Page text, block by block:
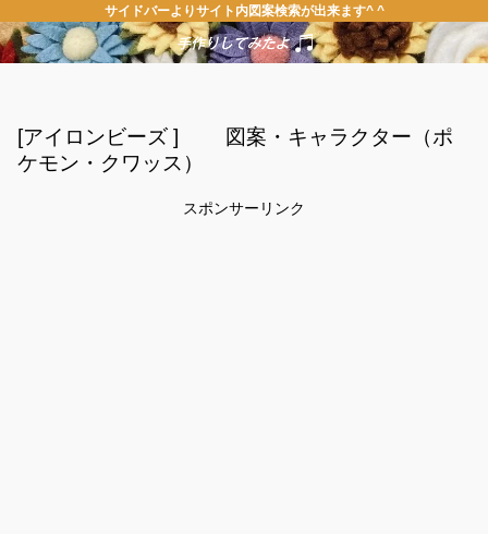
サイドバーよりサイト内図案検索が出来ます^ ^
[アイロンビーズ ] 図案・キャラクター（ポ
ケモン・クワッス）
スポンサーリンク